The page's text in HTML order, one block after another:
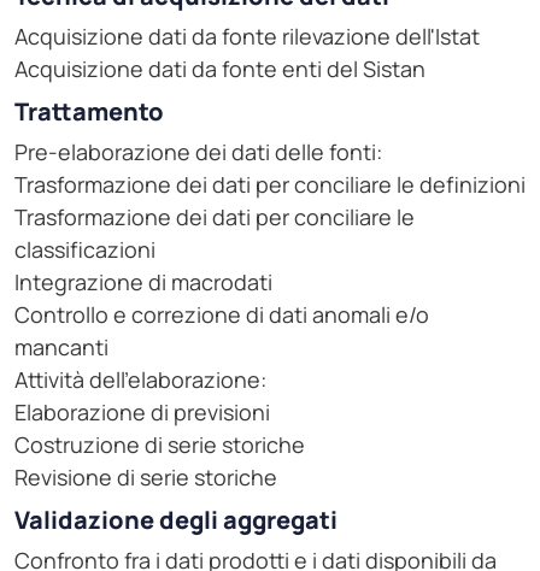
Acquisizione dati da fonte rilevazione dell'Istat
Acquisizione dati da fonte enti del Sistan
Trattamento
Pre-elaborazione dei dati delle fonti:
Trasformazione dei dati per conciliare le definizioni
Trasformazione dei dati per conciliare le
classificazioni
Integrazione di macrodati
Controllo e correzione di dati anomali e/o
mancanti
Attività dell'elaborazione:
Elaborazione di previsioni
Costruzione di serie storiche
Revisione di serie storiche
Validazione degli aggregati
Confronto fra i dati prodotti e i dati disponibili da